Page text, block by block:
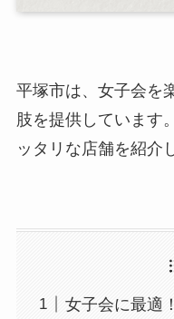
平塚市は、女子会を
肢を提供しています
ッタリな店舗を紹介
女子会に最適